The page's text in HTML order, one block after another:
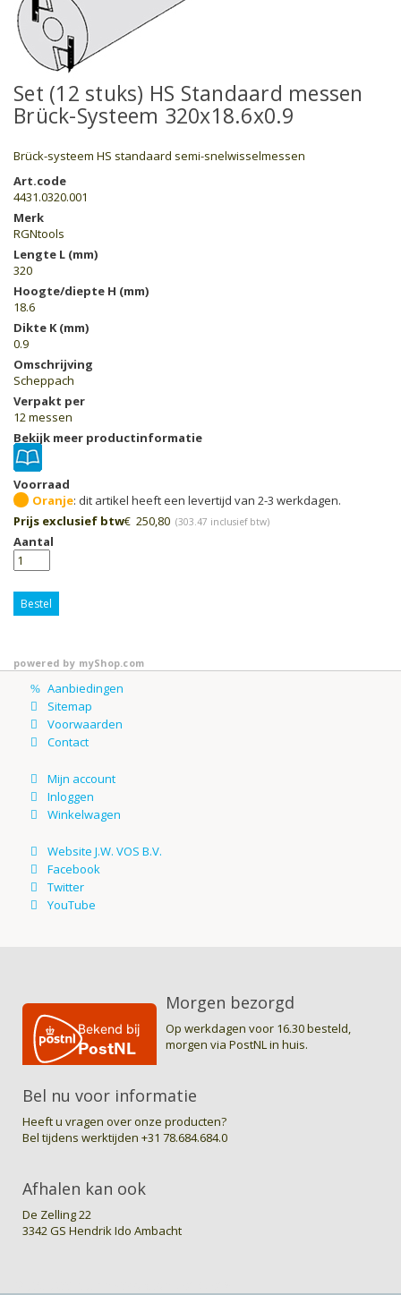
Set (12 stuks) HS Standaard messen
Brück-Systeem 320x18.6x0.9
Brück-systeem HS standaard semi-snelwisselmessen
Art.code
4431.0320.001
Merk
RGNtools
Lengte L (mm)
320
Hoogte/diepte H (mm)
18.6
Dikte K (mm)
0.9
Omschrijving
Scheppach
Verpakt per
12 messen
Bekijk meer productinformatie
Voorraad
Oranje
Prijs exclusief btw€ 250,80 (303.47 inclusief btw)
Aantal
Bestel
powered by myShop.com
Morgen bezorgd
Op werkdagen voor 16.30 besteld,
morgen via PostNL in huis.
Bel nu voor informatie
Heeft u vragen over onze producten?
Bel tijdens werktijden +31 78.684.684.0
Afhalen kan ook
De Zelling 22
3342 GS Hendrik Ido Ambacht